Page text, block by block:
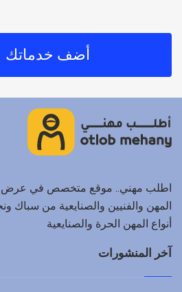
أضف خدماتك
اطلب مهني.. موقع متخصص في عرض
المهن والفنيين والصنايعية من سباك
أنواع المهن الحرة والصنايعية
آخر المنشورات